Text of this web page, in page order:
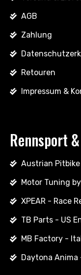
AGB
Zahlung
Retouren
Impressum &
Rennsport
Austrian
Motor Tuning
XPEAR - Race
TB Parts - US
MB Factory -
Daytona Anima